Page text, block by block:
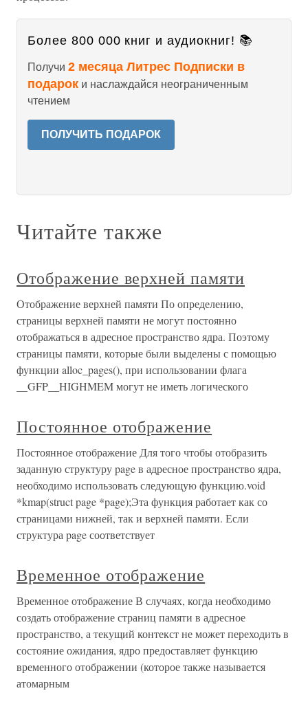
Более 800 000 книг и аудиокниг! 📚
Получи 2 месяца Литрес Подписки в
подарок и наслаждайся неограниченным
чтением
ПОЛУЧИТЬ ПОДАРОК
Читайте также
Отображение верхней памяти
Отображение верхней памяти По определению,
страницы верхней памяти не могут постоянно
отображаться в адресное пространство ядра. Поэтому
страницы памяти, которые были выделены с помощью
функции alloc_pages(), при использовании флага
__GFP__HIGHMEM могут не иметь логического
Постоянное отображение
Постоянное отображение Для того чтобы отобразить
заданную структуру page в адресное пространство ядра,
необходимо использовать следующую функцию.void
*kmap(struct page *page);Эта функция работает как со
страницами нижней, так и верхней памяти. Если
структура page соответствует
Временное отображение
Временное отображение В случаях, когда необходимо
создать отображение страниц памяти в адресное
пространство, а текущий контекст не может переходить в
состояние ожидания, ядро предоставляет функцию
временного отображении (которое также называется
атомарным